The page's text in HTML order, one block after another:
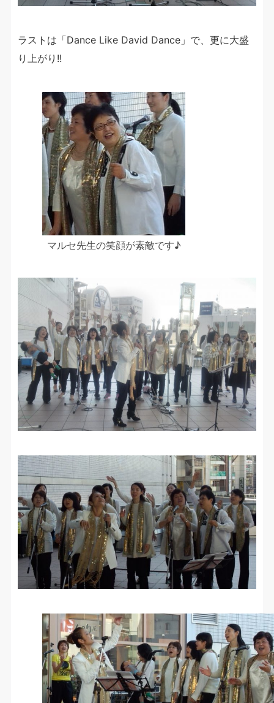
ラストは「Dance Like David Dance」で、更に大盛
り上がり!!
マルセ先生の笑顔が素敵です♪